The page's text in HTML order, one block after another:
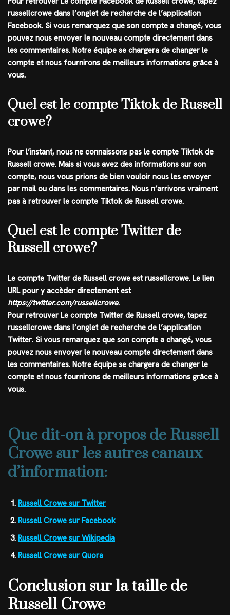
russellcrowe dans l’onglet de recherche de l’application
Facebook. Si vous remarquez que son compte a changé, vous
pouvez nous envoyer le nouveau compte directement dans
les commentaires. Notre équipe se chargera de changer le
compte et nous fournirons de meilleurs informations grâce à
vous.
Quel est le compte Tiktok de Russell
crowe?
Pour l’instant, nous ne connaissons pas le compte Tiktokde
Russell crowe. Mais si vous avez des informations sur son
compte, nous vous prions de bien vouloir nous les envoyer
par mail ou dans les commentaires. Nous n’arrivons vraiment
pas à retrouver le compte Tiktok de Russell crowe.
Quel est le compte Twitter de
Russell crowe?
Le compte Twitter de Russell crowe estrussellcrowe. Le lien
URL pour y accèder directement est
https://twitter.com/russellcrowe.
Pour retrouver Le compte Twitter de Russell crowe, tapez
russellcrowe dans l’onglet de recherche de l’application
Twitter. Si vous remarquez que son compte a changé, vous
pouvez nous envoyer le nouveau compte directement dans
les commentaires. Notre équipe se chargera de changer le
compte et nous fournirons de meilleurs informations grâce à
vous.
Que dit-on à propos de Russell
Crowe sur les autres canaux
d’information:
Russell Crowe sur Twitter
Russell Crowe sur Facebook
Russell Crowe sur Wikipedia
Russell Crowe sur Quora
Conclusion sur la taille de
Russell Crowe